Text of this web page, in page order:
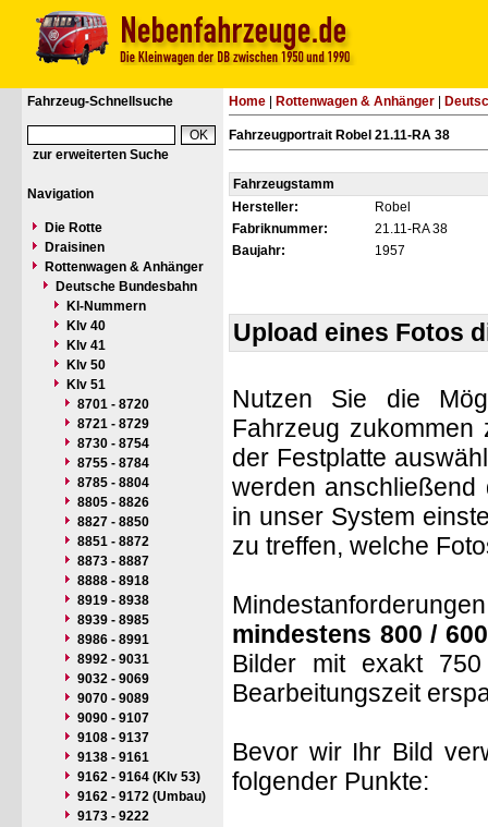
Fahrzeug-Schnellsuche
zur erweiterten Suche
Navigation
Die Rotte
Draisinen
Rottenwagen & Anhänger
Deutsche Bundesbahn
Kl-Nummern
Klv 40
Klv 41
Klv 50
Klv 51
8701 - 8720
8721 - 8729
8730 - 8754
8755 - 8784
8785 - 8804
8805 - 8826
8827 - 8850
8851 - 8872
8873 - 8887
8888 - 8918
8919 - 8938
8939 - 8985
8986 - 8991
8992 - 9031
9032 - 9069
9070 - 9089
9090 - 9107
9108 - 9137
9138 - 9161
9162 - 9164 (Klv 53)
9162 - 9172 (Umbau)
9173 - 9222
Home Rottenwagen & Anhänger
Fahrzeugportrait Robel 21.11-RA 38
Fahrzeugstamm
Hersteller:
Robel
Fabriknummer:
21.11-RA 38
Baujahr:
1957
Upload eines Fotos
Nutzen Sie die
Fahrzeug
der Festplatte
werden anschließend
in unser System
zu treffen, welche
mindestens 800 /
Bilder mit exakt
Bearbeitungszeit
Bevor wir Ihr Bild
folgender Punkte: